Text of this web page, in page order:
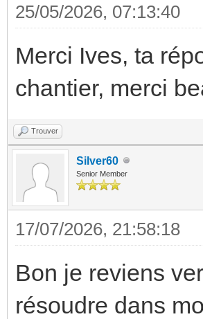
25/05/2026, 07:13:40
Merci Ives, ta
chantier, merci
Trouver
Silver60
Senior Member
17/07/2026, 21:58:18
Bon je reviens
résoudre dans